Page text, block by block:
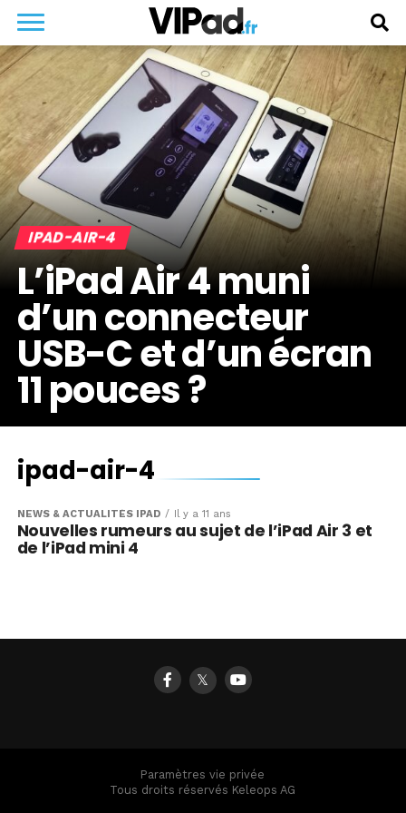
IPAD-AIR-4
L’iPad Air 4 muni
d’un connecteur
USB-C et d’un écran
11 pouces ?
ipad-air-4
NEWS & ACTUALITÉS IPAD Il y a 11 ans
Nouvelles rumeurs au sujet de l’iPad Air 3 et
de l’iPad mini 4
𝕏
Paramètres vie privée
Tous droits réservés Keleops AG